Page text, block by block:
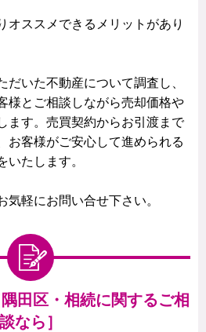
オススメできるメリットがあり
だいた不動産について調査し、
様とご相談しながら売却価格や
ます。売買契約からお引渡まで
お客様がご安心して進められる
いたします。
気軽にお問い合せ下さい。
田区・相続に関するご相
談なら］